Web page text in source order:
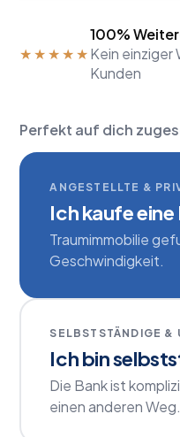
★★★★★
100%
Kein einziger
Kunden
Perfekt auf dich
ANGESTELLTE &
Ich kaufe
Traumimmobilie
Geschwindigkeit.
SELBSTSTÄNDIGE &
Ich bin
Die Bank ist
einen anderen Weg.